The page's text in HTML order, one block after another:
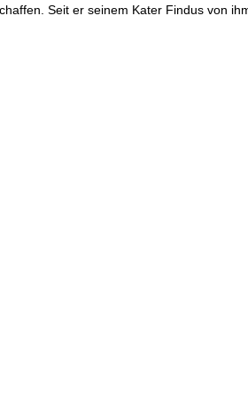
Seit er seinem Kater Findus von